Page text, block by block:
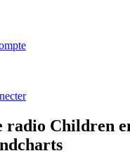
radio Children